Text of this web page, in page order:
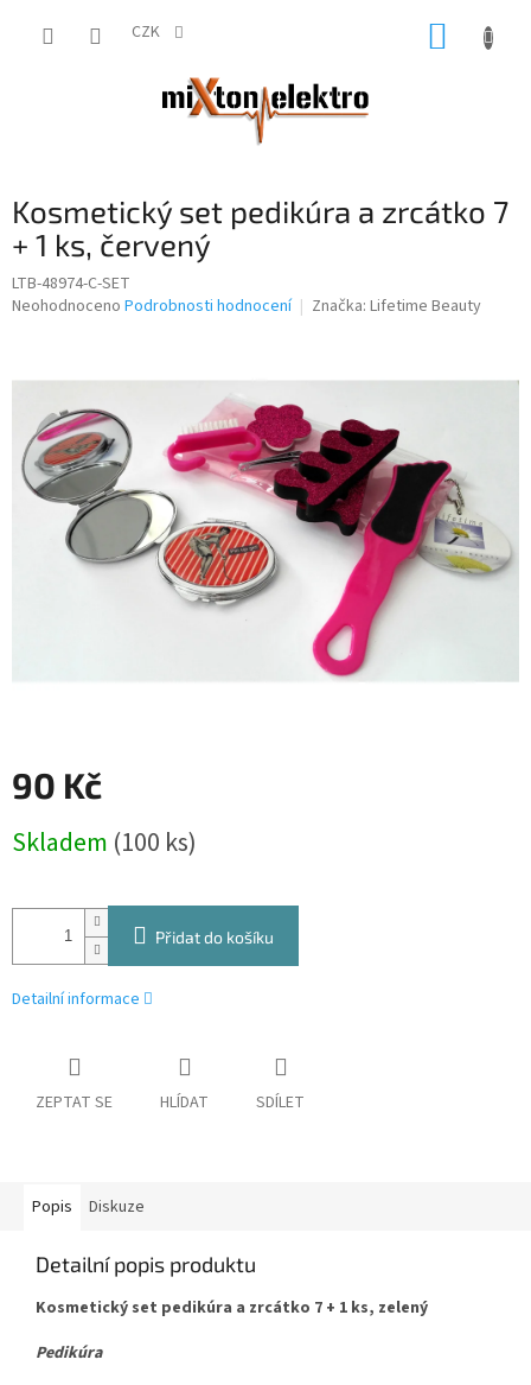
CZK
Kosmetický set pedikúra a zrcátko 7
+ 1 ks, červený
LTB-48974-C-SET
Průměrné
hvězdiček.
Neohodnoceno Podrobnosti hodnocení Značka: Lifetime Beauty
90 Kč
cena:
Skladem (100 ks)
Přidat do košíku
Detailní informace
ZEPTAT SE HLÍDAT SDÍLET
Popis Diskuze
Detailní popis produktu
Kosmetický set pedikúra a zrcátko 7 + 1 ks, zelený
Pedikúra